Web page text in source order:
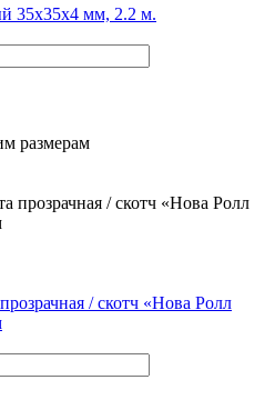
35х35х4 мм, 2.2 м.
размерам
/ скотч «Нова Ролл